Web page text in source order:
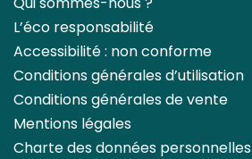
L’éco responsabilité
Accessibilité : non conforme
Conditions générales d’utilisation
Conditions générales de vente
Mentions légales
Charte des données personnelles